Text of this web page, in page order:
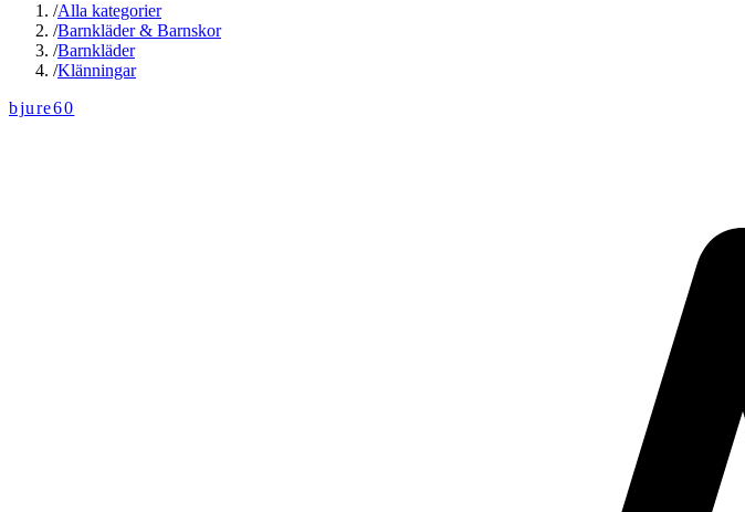
/Alla kategorier
/Barnkläder & Barnskor
/Barnkläder
/Klänningar
bjure60